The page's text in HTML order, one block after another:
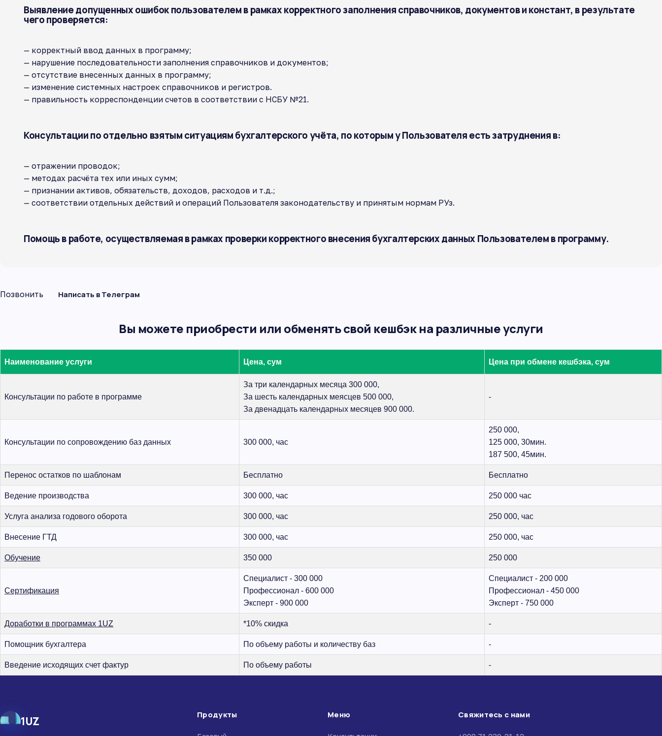
Выявление допущенных ошибок пользователем в рамках корректного заполнения справочников, документов и констант, в результате
чего проверяется:
— корректный ввод данных в программу;
— нарушение последовательности заполнения справочников и документов;
— отсутствие внесенных данных в программу;
— изменение системных настроек справочников и регистров.
— правильность корреспонденции счетов в соответствии с НСБУ №21.
Консультации по отдельно взятым ситуациям бухгалтерского учёта, по которым у Пользователя есть затруднения в:
— отражении проводок;
— методах расчёта тех или иных сумм;
— признании активов, обязательств, доходов, расходов и т.д.;
— соответствии отдельных действий и операций Пользователя законодательству и принятым нормам РУз.
Помощь в работе, осуществляемая в рамках проверки корректного внесения бухгалтерских данных Пользователем в программу.
Позвонить Написать в Телеграм
Вы можете приобрести или обменять свой кешбэк на различные услуги
Наименование услуги Цена, сум Цена при обмене кешбэка, сум
Консультации по работе в программе
За три календарных месяца 300 000,
За шесть календарных меясцев 500 000,
За двенадцать календарных месяцев 900 000.
-
Консультации по сопровождению баз данных 300 000, час
250 000,
125 000, 30мин.
187 500, 45мин.
Перенос остатков по шаблонам Бесплатно Бесплатно
Ведение производства 300 000, час 250 000 час
Услуга анализа годового оборота 300 000, час 250 000, час
Внесение ГТД 300 000, час 250 000, час
Обучение 350 000 250 000
Сертификация
Специалист - 300 000
Профессионал - 600 000
Эксперт - 900 000
Специалист - 200 000
Профессионал - 450 000
Эксперт - 750 000
Доработки в программах 1UZ *10% скидка -
Помощник бухгалтера По объему работы и количеству баз -
Введение исходящих счет фактур По объему работы -
1UZ Продукты Меню Свяжитесь с нами